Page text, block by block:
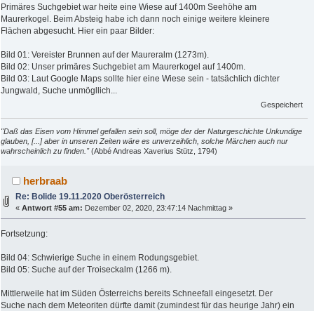
Primäres Suchgebiet war heite eine Wiese auf 1400m Seehöhe am
Maurerkogel. Beim Absteig habe ich dann noch einige weitere kleinere
Flächen abgesucht. Hier ein paar Bilder:
Bild 01: Vereister Brunnen auf der Maureralm (1273m).
Bild 02: Unser primäres Suchgebiet am Maurerkogel auf 1400m.
Bild 03: Laut Google Maps sollte hier eine Wiese sein - tatsächlich dichter
Jungwald, Suche unmögllich...
Gespeichert
"Daß das Eisen vom Himmel gefallen sein soll, möge der der Naturgeschichte Unkundige
glauben, [...] aber in unseren Zeiten wäre es unverzeihlich, solche Märchen auch nur
wahrscheinlich zu finden."(Abbé Andreas Xaverius Stütz, 1794)
herbraab
Re: Bolide 19.11.2020 Oberösterreich
«Antwort #55 am: Dezember 02, 2020, 23:47:14 Nachmittag »
Fortsetzung:
Bild 04: Schwierige Suche in einem Rodungsgebiet.
Bild 05: Suche auf der Troiseckalm (1266 m).
Mittlerweile hat im Süden Österreichs bereits Schneefall eingesetzt. Der
Suche nach dem Meteoriten dürfte damit (zumindest für das heurige Jahr) ein